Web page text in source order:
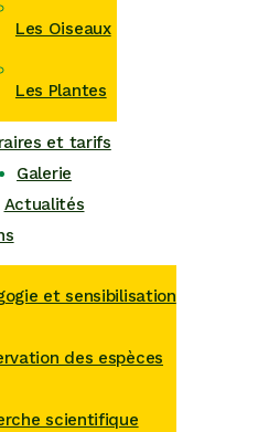
Les Oiseaux
Les Plantes
et tarifs
Galerie
Actualités
et sensibilisation
des espèces
scientifique